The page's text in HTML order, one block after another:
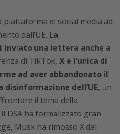
piattaforma di social media ad
dall’UE. La
inviato una lettera anche a
di TikTok, X è l’unica di
ad aver abbandonato il
disinformazione dell’UE, un
il tema della
DSA ha formalizzato gran
Musk ha rimosso X dal